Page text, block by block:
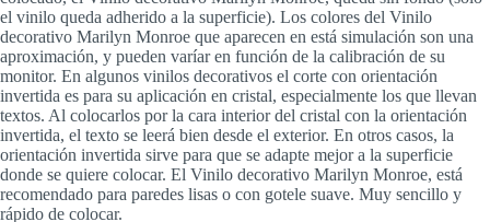
el vinilo queda adherido a la superficie). Los colores del Vinilo
decorativo Marilyn Monroe que aparecen en está simulación son una
aproximación, y pueden varíar en función de la calibración de su
monitor. En algunos vinilos decorativos el corte con orientación
invertida es para su aplicación en cristal, especialmente los que llevan
textos. Al colocarlos por la cara interior del cristal con la orientación
invertida, el texto se leerá bien desde el exterior. En otros casos, la
orientación invertida sirve para que se adapte mejor a la superficie
donde se quiere colocar. El Vinilo decorativo Marilyn Monroe, está
recomendado para paredes lisas o con gotele suave. Muy sencillo y
rápido de colocar.